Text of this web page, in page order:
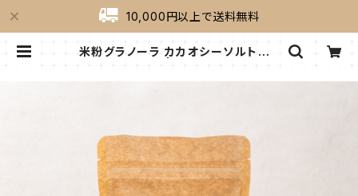
10,000円以上で送料無料
米粉グラノーラ カカオシーソルトチョ